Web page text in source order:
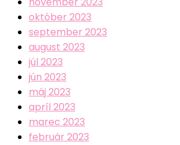
október 2023
september 2023
august 2023
júl 2023
jún 2023
máj 2023
apríl 2023
marec 2023
február 2023